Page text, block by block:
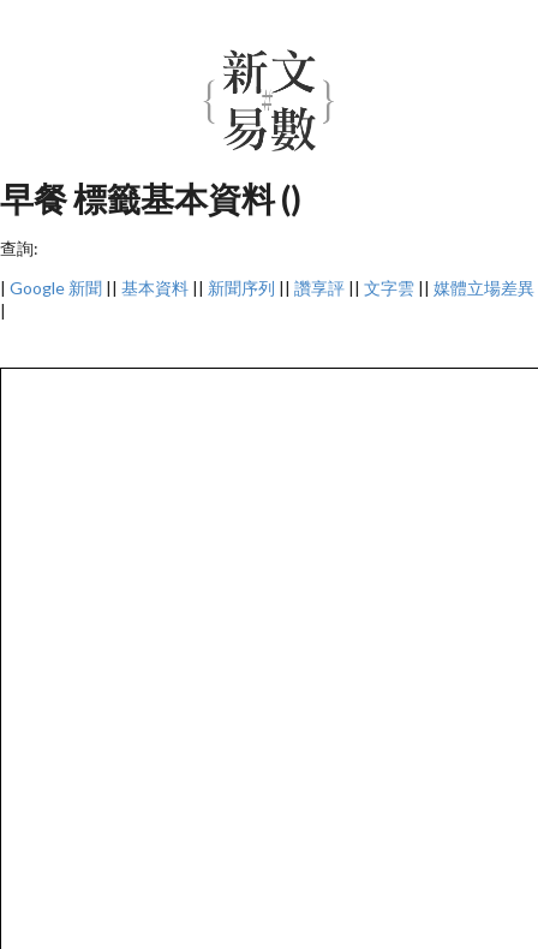
早餐 標籤基本資料 ()
查詢:
| Google 新聞 || 基本資料 || 新聞序列 || 讚享評 || 文字雲 || 媒體立場差異
|